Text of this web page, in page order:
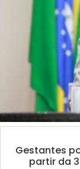
Gestantes
partir da